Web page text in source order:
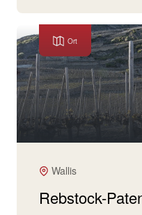
Ort
Wallis
Rebstock-